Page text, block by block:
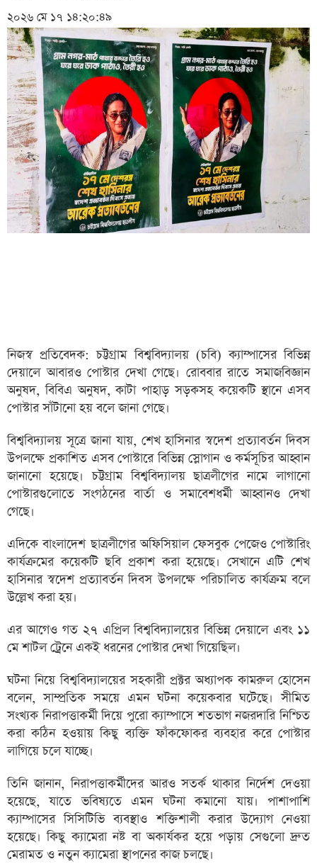
২০২৬ মে ১৭ ১৪:২০:৪৯
নিজস্ব প্রতিবেদক: চট্টগ্রাম বিশ্ববিদ্যালয় (চবি) ক্যাম্পাসের বিভিন্ন
দেয়ালে আবারও পোস্টার দেখা গেছে। রোববার রাতে সমাজবিজ্ঞান
অনুষদ, বিবিএ অনুষদ, কাটা পাহাড় সড়কসহ কয়েকটি স্থানে এসব
পোস্টার সাঁটানো হয় বলে জানা গেছে।
বিশ্ববিদ্যালয় সূত্রে জানা যায়, শেখ হাসিনার স্বদেশ প্রত্যাবর্তন দিবস
উপলক্ষে প্রকাশিত এসব পোস্টারে বিভিন্ন স্লোগান ও কর্মসূচির আহ্বান
জানানো হয়েছে। চট্টগ্রাম বিশ্ববিদ্যালয় ছাত্রলীগের নামে লাগানো
পোস্টারগুলোতে সংগঠনের বার্তা ও সমাবেশধর্মী আহ্বানও দেখা
গেছে।
এদিকে বাংলাদেশ ছাত্রলীগের অফিসিয়াল ফেসবুক পেজেও পোস্টারিং
কার্যক্রমের কয়েকটি ছবি প্রকাশ করা হয়েছে। সেখানে এটি শেখ
হাসিনার স্বদেশ প্রত্যাবর্তন দিবস উপলক্ষে পরিচালিত কার্যক্রম বলে
উল্লেখ করা হয়।
এর আগেও গত ২৭ এপ্রিল বিশ্ববিদ্যালয়ের বিভিন্ন দেয়ালে এবং ১১
মে শাটল ট্রেনে একই ধরনের পোস্টার দেখা গিয়েছিল।
ঘটনা নিয়ে বিশ্ববিদ্যালয়ের সহকারী প্রক্টর অধ্যাপক কামরুল হোসেন
বলেন, সাম্প্রতিক সময়ে এমন ঘটনা কয়েকবার ঘটেছে। সীমিত
সংখ্যক নিরাপত্তাকর্মী দিয়ে পুরো ক্যাম্পাসে শতভাগ নজরদারি নিশ্চিত
করা কঠিন হওয়ায় কিছু ব্যক্তি ফাঁকফোকর ব্যবহার করে পোস্টার
লাগিয়ে চলে যাচ্ছে।
তিনি জানান, নিরাপত্তাকর্মীদের আরও সতর্ক থাকার নির্দেশ দেওয়া
হয়েছে, যাতে ভবিষ্যতে এমন ঘটনা কমানো যায়। পাশাপাশি
ক্যাম্পাসের সিসিটিভি ব্যবস্থাও শক্তিশালী করার উদ্যোগ নেওয়া
হয়েছে। কিছু ক্যামেরা নষ্ট বা অকার্যকর হয়ে পড়ায় সেগুলো দ্রুত
মেরামত ও নতুন ক্যামেরা স্থাপনের কাজ চলছে।